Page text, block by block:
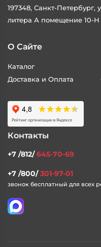
197348, Санкт-Петербург,
литера А помещение 10-Н
О Сайте
Каталог
Доставка и Оплата
Контакты
+7 /812/645-70-69
+7 /800/301-97-01
звонок бесплатный для всех